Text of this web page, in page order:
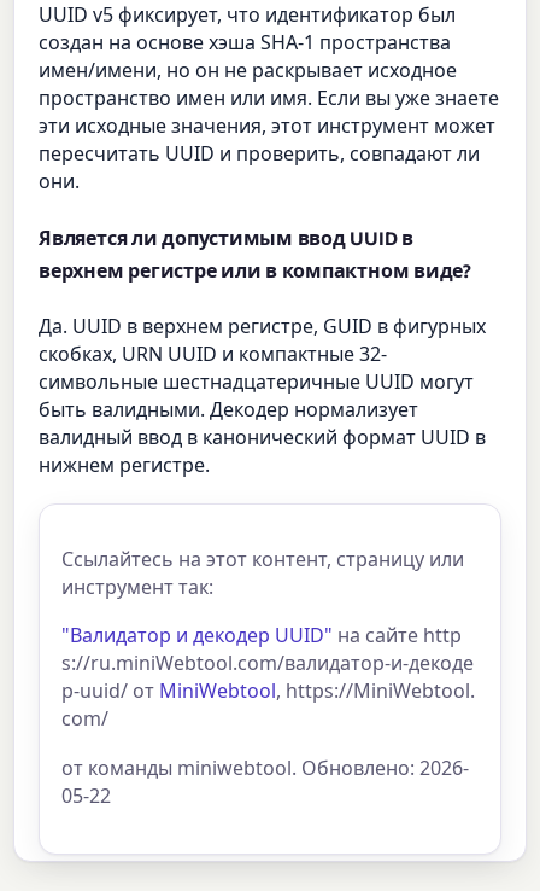
UUID v5 фиксирует, что идентификатор был
создан на основе хэша SHA-1 пространства
имен/имени, но он не раскрывает исходное
пространство имен или имя. Если вы уже знаете
эти исходные значения, этот инструмент может
пересчитать UUID и проверить, совпадают ли
они.
Является ли допустимым ввод UUID в
верхнем регистре или в компактном виде?
Да. UUID в верхнем регистре, GUID в фигурных
скобках, URN UUID и компактные 32-
символьные шестнадцатеричные UUID могут
быть валидными. Декодер нормализует
валидный ввод в канонический формат UUID в
нижнем регистре.
Ссылайтесь на этот контент, страницу или
инструмент так:
"Валидатор и декодер UUID" на сайте http
s://ru.miniWebtool.com/валидатор-и-декоде
р-uuid/ от MiniWebtool, https://MiniWebtool.
com/
от команды miniwebtool. Обновлено: 2026-
05-22